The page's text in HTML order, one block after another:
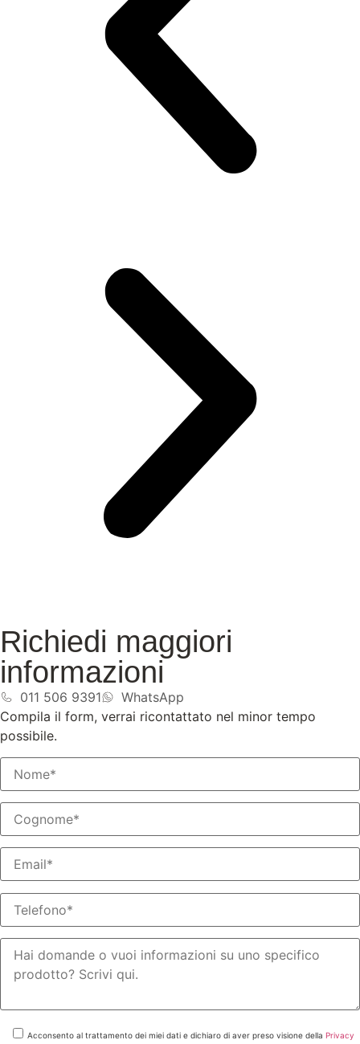
Richiedi maggiori
informazioni
011 506 9391
WhatsApp
Compila il form, verrai ricontattato nel minor tempo
possibile.
Acconsento al trattamento dei miei dati e dichiaro di aver preso visione della Privacy